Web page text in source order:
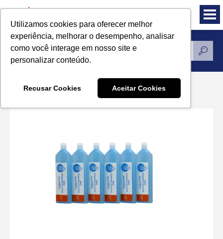
Utilizamos cookies para oferecer melhor
experiência, melhorar o desempenho, analisar
como você interage em nosso site e
personalizar conteúdo.
Recusar Cookies Aceitar Cookies
Produtos
Solução de calibração Horiba